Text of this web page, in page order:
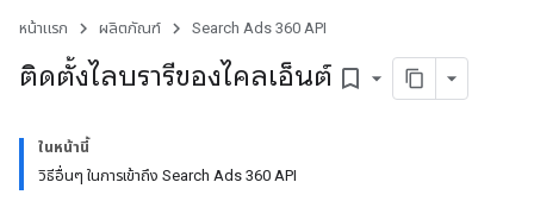
หน้าแรก ผลิตภัณฑ์ Search Ads 360 API
ติดตั้งไลบรารีของไคลเอ็นต์ bookmark_border
ในหน้านี้
วิธีอื่นๆ ในการเข้าถึง Search Ads 360 API